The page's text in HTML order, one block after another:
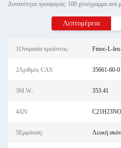
Δυνατότητα προσφοράς: 100 χιλιόγραμμα ανά
Λεπτομέρεια
1Ονομασία προϊόντος: Fmoc-L-
2Αριθμός CAS: 35661-60-0
3M.W.: 353.41
4ΔΝ:
5Εμφάνιση: Λευκή